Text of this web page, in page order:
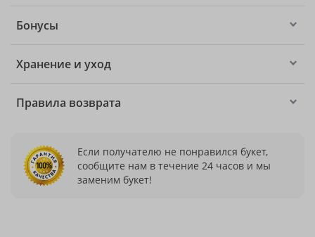
Бонусы
Хранение и уход
Правила возврата
Если получателю не понравился букет,
сообщите нам в течение 24 часов и мы
заменим букет!